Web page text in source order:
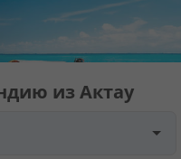
из Актау